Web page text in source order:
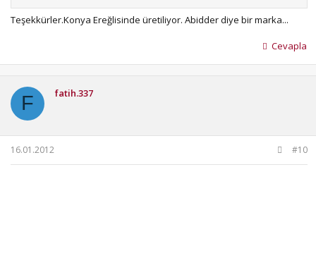
Teşekkürler.Konya Ereğlisinde üretiliyor. Abidder diye bir marka...
Cevapla
F fatih.337
16.01.2012 #10